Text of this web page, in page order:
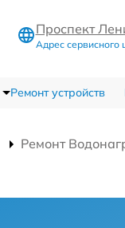
Проспект
Адрес сервисного
Ремонт устройств
Ремонт